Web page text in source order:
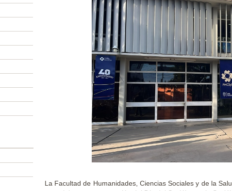
La Facultad de Humanidades, Ciencias Sociales y de la